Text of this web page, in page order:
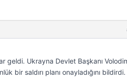
geldi. Ukrayna Devlet Başkanı
bir saldırı planı onayladığını bildirdi.